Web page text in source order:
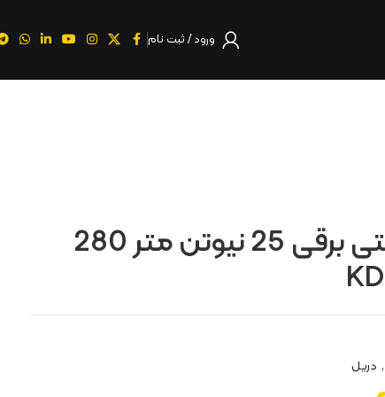
ورود / ثبت نام
دریل پیچ گوشتی برقی 25 نیوتن متر 280
, دریل